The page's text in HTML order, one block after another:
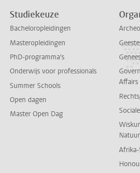
Studiekeuze
Bacheloropleidingen
Masteropleidingen
PhD-programma's
Onderwijs voor professionals
Summer Schools
Open dagen
Master Open Dag
Affairs